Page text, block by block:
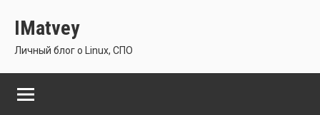
содержимому
IMatvey
Личный блог о Linux, СПО